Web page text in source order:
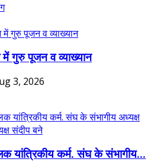
गुरु पूजन व व्याख्यान
3, 2026
यांत्रिकीय कर्म. संघ के संभागीय...